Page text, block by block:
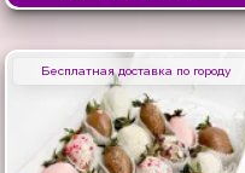
Бесплатная доставка по городу